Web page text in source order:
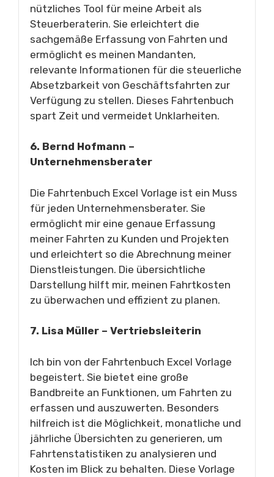
nützliches Tool für meine Arbeit als
Steuerberaterin. Sie erleichtert die
sachgemäße Erfassung von Fahrten und
ermöglicht es meinen Mandanten,
relevante Informationen für die steuerliche
Absetzbarkeit von Geschäftsfahrten zur
Verfügung zu stellen. Dieses Fahrtenbuch
spart Zeit und vermeidet Unklarheiten.
6. Bernd Hofmann –
Unternehmensberater
Die Fahrtenbuch Excel Vorlage ist ein Muss
für jeden Unternehmensberater. Sie
ermöglicht mir eine genaue Erfassung
meiner Fahrten zu Kunden und Projekten
und erleichtert so die Abrechnung meiner
Dienstleistungen. Die übersichtliche
Darstellung hilft mir, meinen Fahrtkosten
zu überwachen und effizient zu planen.
7. Lisa Müller – Vertriebsleiterin
Ich bin von der Fahrtenbuch Excel Vorlage
begeistert. Sie bietet eine große
Bandbreite an Funktionen, um Fahrten zu
erfassen und auszuwerten. Besonders
hilfreich ist die Möglichkeit, monatliche und
jährliche Übersichten zu generieren, um
Fahrtenstatistiken zu analysieren und
Kosten im Blick zu behalten. Diese Vorlage